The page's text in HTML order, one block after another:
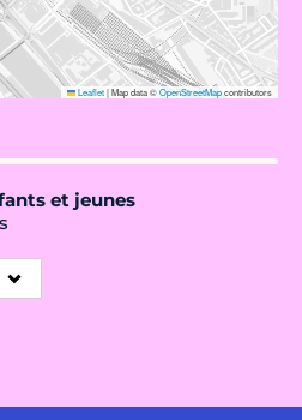
Leaflet|Map data ©OpenStreetMapcontributors
et jeunes